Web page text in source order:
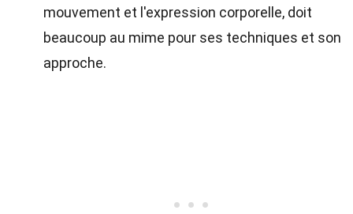
mouvement et l'expression corporelle, doit
beaucoup au mime pour ses techniques et son
approche.